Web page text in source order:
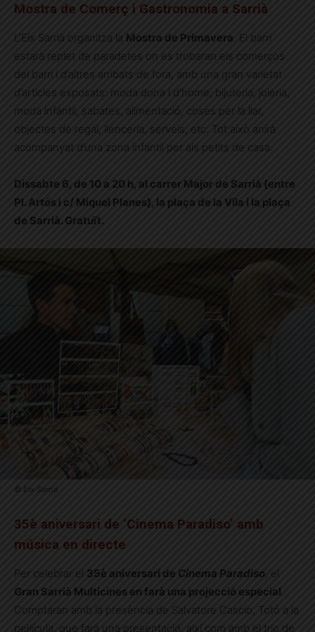
Mostra de Comerç i Gastronomia a Sarrià
L’Eix Sarrià organitza la Mostra de Primavera. El barri
estarà replet de paradetes on es trobaran els comerços
del barri i d’altres arribats de fora, amb una gran varietat
d’articles exposats: moda dona i d’home, bijuteria, joieria,
moda infantil, sabates, alimentació, coses per la llar,
objectes de regal, llenceria, serveis, etc. Tot això anirà
acompanyat d’una zona infantil per als petits de casa.
Dissabte 6, de 10 a 20 h, al carrer Major de Sarrià (entre
Pl. Artós i c/ Miquel Planes), la plaça de la Vila i la plaça
de Sarrià. Gratuït.
© Eix Sarrià
35è aniversari de ‘Cinema Paradiso’ amb
música en directe
Per celebrar el 35è aniversari de Cinema Paradiso , el
Gran Sarrià Multicines en farà una projecció especial.
Comptaran amb la presència de Salvatore Cascio, Totó a la
pel·lícula, que farà una presentació, així com amb el trio de